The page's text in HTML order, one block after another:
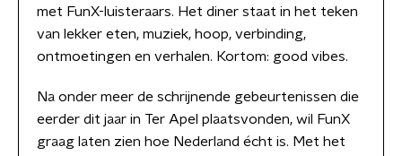
met FunX-luisteraars. Het diner staat in het teken
van lekker eten, muziek, hoop, verbinding,
ontmoetingen en verhalen. Kortom: good vibes.
Na onder meer de schrijnende gebeurtenissen die
eerder dit jaar in Ter Apel plaatsvonden, wil FunX
graag laten zien hoe Nederland écht is. Met het